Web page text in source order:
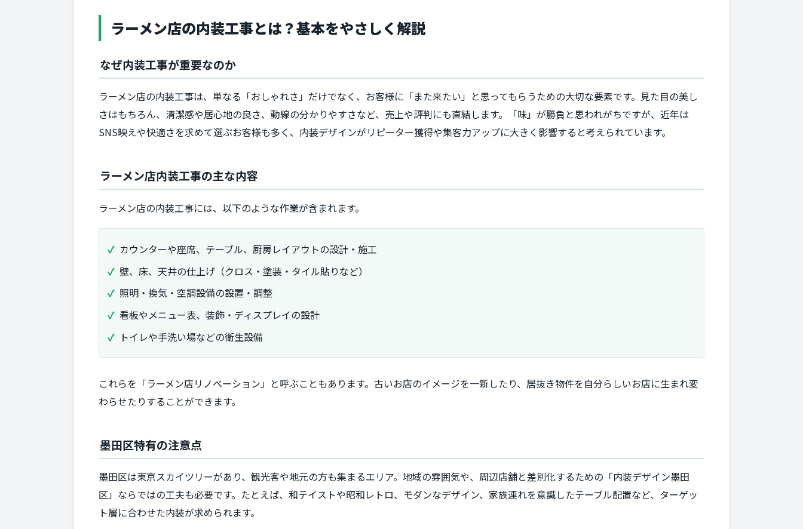
ラーメン店の内装工事とは？基本をやさしく解説
なぜ内装工事が重要なのか
ラーメン店の内装工事は、単なる「おしゃれさ」だけでなく、お客様に「また来たい」と思ってもらうための大切な要素です。見た目の美し
さはもちろん、清潔感や居心地の良さ、動線の分かりやすさなど、売上や評判にも直結します。「味」が勝負と思われがちですが、近年は
SNS映えや快適さを求めて選ぶお客様も多く、内装デザインがリピーター獲得や集客力アップに大きく影響すると考えられています。
ラーメン店内装工事の主な内容
ラーメン店の内装工事には、以下のような作業が含まれます。
カウンターや座席、テーブル、厨房レイアウトの設計・施工
壁、床、天井の仕上げ（クロス・塗装・タイル貼りなど）
照明・換気・空調設備の設置・調整
看板やメニュー表、装飾・ディスプレイの設計
トイレや手洗い場などの衛生設備
これらを「ラーメン店リノベーション」と呼ぶこともあります。古いお店のイメージを一新したり、居抜き物件を自分らしいお店に生まれ変
わらせたりすることができます。
墨田区特有の注意点
墨田区は東京スカイツリーがあり、観光客や地元の方も集まるエリア。地域の雰囲気や、周辺店舗と差別化するための「内装デザイン墨田
区」ならではの工夫も必要です。たとえば、和テイストや昭和レトロ、モダンなデザイン、家族連れを意識したテーブル配置など、ターゲッ
ト層に合わせた内装が求められます。